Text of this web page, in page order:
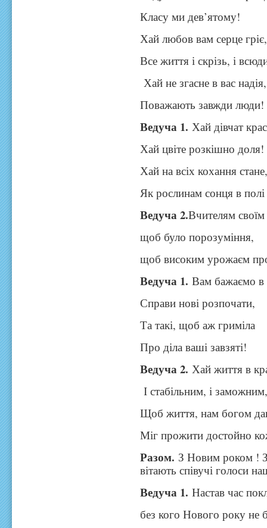
Класу ми дев’ятому!
Хай любов вам серце гріє,
Все життя і скрізь, і
Хай не згасне в вас надія,
Поважають завжди люди!
Ведуча 1. Хай дівчат
Хай цвіте розкішно доля!
Хай на всіх кохання
Як рослинам сонця в
Ведуча 2.Вчителям
щоб було порозуміння,
щоб високим урожаєм
Ведуча 1. Вам бажаємо в
Справи нові розпочати,
Та такі, щоб аж гриміла
Про діла ваші завзяті!
Ведуча 2. Хай життя в
І стабільним, і
Щоб життя, нам богом
Міг прожити достойно
Разом. З Новим роком !
вітають співучі голоси
Ведуча 1. Настав час
без кого Нового року не